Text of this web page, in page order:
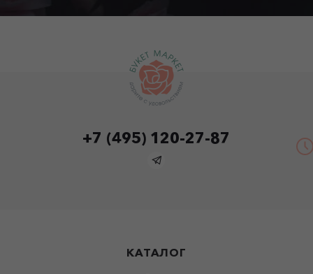
+7 (495) 120-27-87
КАТАЛОГ